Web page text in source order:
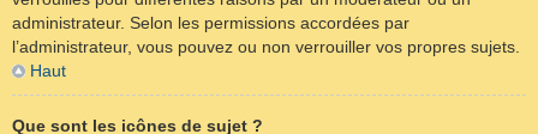
administrateur. Selon les permissions accordées par
l’administrateur, vous pouvez ou non verrouiller vos propres sujets.
Haut
Que sont les icônes de sujet ?